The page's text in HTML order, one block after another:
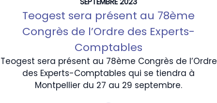
Teogest sera présent au 78ème
Congrès de l’Ordre des Experts-
Comptables
Teogest sera présent au 78ème Congrès de l’Ordre
des Experts-Comptables qui se tiendra à
Montpellier du 27 au 29 septembre.